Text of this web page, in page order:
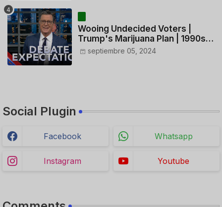
Wooing Undecided Voters |
Trump's Marijuana Plan | 1990s
Porn Expert Mark Robinson
septiembre 05, 2024
Social Plugin
Facebook Whatsapp
Instagram Youtube